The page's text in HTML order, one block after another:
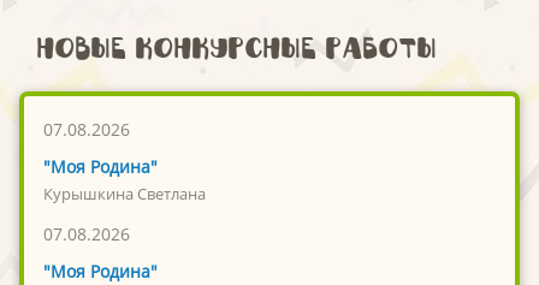
Новые конкурсные работы
07.08.2026
"Моя Родина"
Курышкина Светлана
07.08.2026
"Моя Родина"